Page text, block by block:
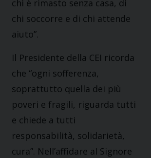
chi è rimasto senza casa, di
chi soccorre e di chi attende
aiuto”.
Il Presidente della CEI ricorda
che “ogni sofferenza,
soprattutto quella dei più
poveri e fragili, riguarda tutti
e chiede a tutti
responsabilità, solidarietà,
cura”. Nell’affidare al Signore